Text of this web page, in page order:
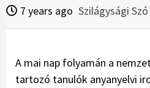
7 years ago Szilágysági Szó
A mai nap folyamán a
tartozó tanulók anyanyelvi